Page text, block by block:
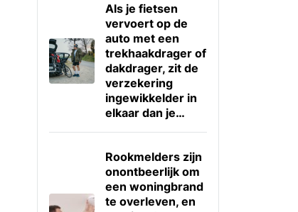
Als je fietsen
vervoert op de
auto met een
trekhaakdrager of
dakdrager, zit de
verzekering
ingewikkelder in
elkaar dan je…
Rookmelders zijn
onontbeerlijk om
een woningbrand
te overleven, en